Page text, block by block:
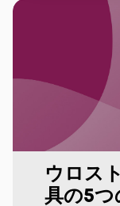
ウロス
具の5つ